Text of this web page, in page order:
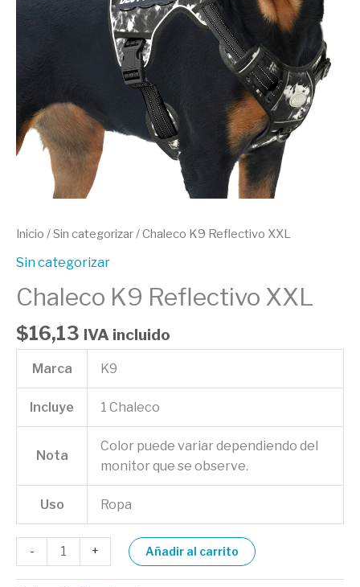
Inicio /Sin categorizar/ Chaleco K9 Reflectivo XXL
Sin categorizar
Chaleco K9 Reflectivo XXL
$16,13 IVA incluido
Marca K9
Incluye 1 Chaleco
Nota
Color puede variar dependiendo del
monitor que se observe.
Uso Ropa
- + Añadir al carrito